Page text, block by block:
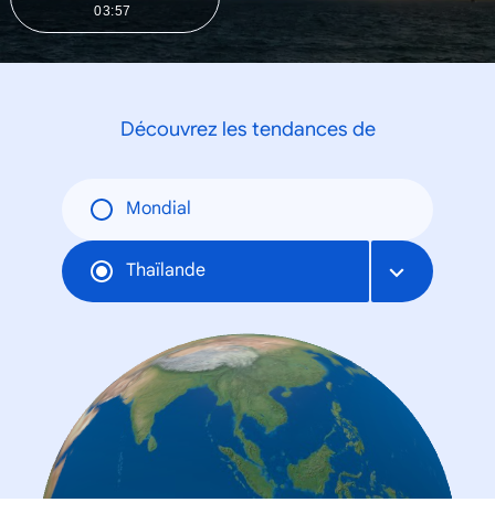
03:57
Découvrez les tendances de
Mondial
Thaïlande